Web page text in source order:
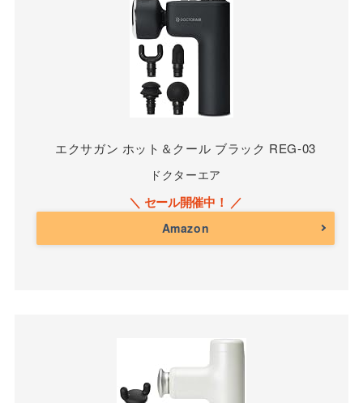
エクサガン ホット＆クール ブラック REG-03
ドクターエア
Amazon